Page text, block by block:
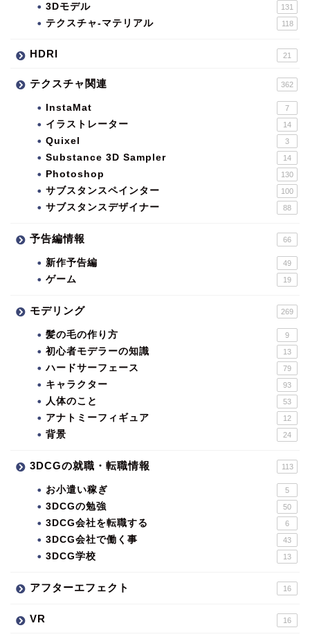
3Dモデル 131
テクスチャ-マテリアル 118
HDRI 21
テクスチャ関連 362
InstaMat 7
イラストレーター 14
Quixel 3
Substance 3D Sampler 14
Photoshop 130
サブスタンスペインター 100
サブスタンスデザイナー 88
予告編情報 66
新作予告編 49
ゲーム 19
モデリング 269
髪の毛の作り方 9
初心者モデラーの知識 13
ハードサーフェース 79
キャラクター 93
人体のこと 53
アナトミーフィギュア 12
背景 24
3DCGの就職・転職情報 113
お小遣い稼ぎ 5
3DCGの勉強 50
3DCG会社を転職する 6
3DCG会社で働く事 43
3DCG学校 13
アフターエフェクト 16
VR 16